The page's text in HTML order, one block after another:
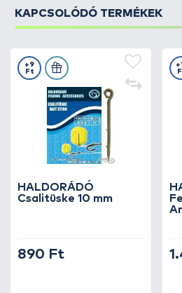
KAPCSOLÓDÓ TERMÉKEK
HALDORÁDÓ
Csalitüske 10 mm
+9
Ft
890 Ft